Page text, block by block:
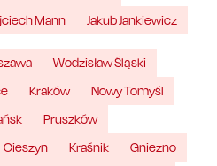
Mann Jakub Jankiewicz
Wodzisław Śląski
Kraków
Nowy Tomyśl
Pruszków
Cieszyn Kraśnik
Gniezno